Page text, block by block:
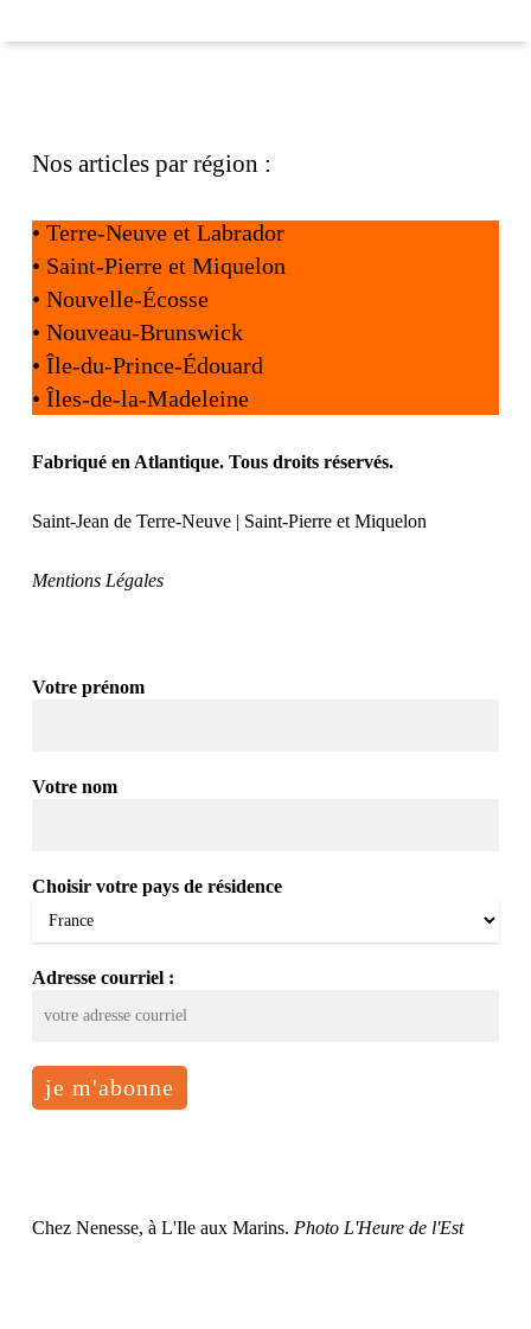
Nos articles par région :
• Terre-Neuve et Labrador
• Saint-Pierre et Miquelon
• Nouvelle-Écosse
• Nouveau-Brunswick
• Île-du-Prince-Édouard
• Îles-de-la-Madeleine
Fabriqué en Atlantique. Tous droits réservés.
Saint-Jean de Terre-Neuve | Saint-Pierre et Miquelon
Mentions Légales
Votre prénom
Votre nom
Choisir votre pays de résidence
Adresse courriel :
Chez Nenesse, à L'Ile aux Marins. Photo L'Heure de l'Est